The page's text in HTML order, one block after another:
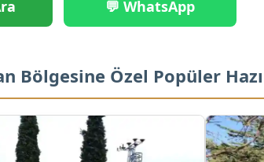
💬 WhatsApp
Bölgesine Özel Popüler